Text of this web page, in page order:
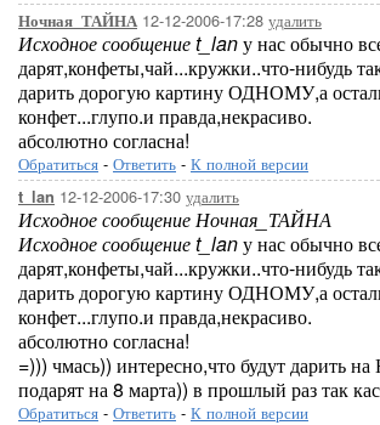
Ночная_ТАЙНА 12-12-2006-17:28 удалить
Исходное сообщение t_lanу нас обычно
дарят,конфеты,чай...кружки..что-нибудь
дарить дорогую картину ОДНОМУ,а
конфет...глупо.и правда,некрасиво.
абсолютно согласна!
Обратиться - Ответить - К полной версии
t_lan 12-12-2006-17:30 удалить
Исходное сообщение Ночная_ТАЙНА
Исходное сообщение t_lanу нас обычно
дарят,конфеты,чай...кружки..что-нибудь
дарить дорогую картину ОДНОМУ,а
конфет...глупо.и правда,некрасиво.
абсолютно согласна!
=))) чмась)) интересно,что будут дарить
подарят на 8 марта)) в прошлый раз так
Обратиться - Ответить - К полной версии